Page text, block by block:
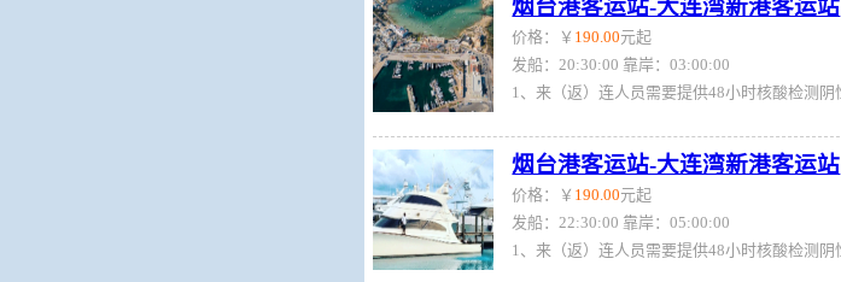
烟台港客运站-大连湾新港客运站
价格：￥ 190.00元起
发船：20:30:00 靠岸：03:00:00
烟台港客运站-大连湾新港客运站
价格：￥ 190.00元起
发船：22:30:00 靠岸：05:00:00